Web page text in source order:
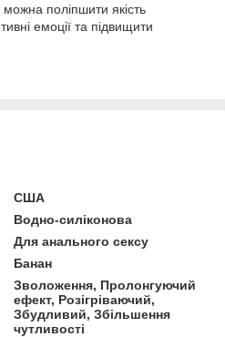
поліпшити якість
емоції та підвищити
США
Водно-силіконова
Для анального сексу
Банан
Зволоження, Пролонгуючий
ефект, Розігріваючий,
Збудливий, Збільшення
чутливості